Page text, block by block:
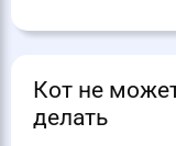
Кот не
делать